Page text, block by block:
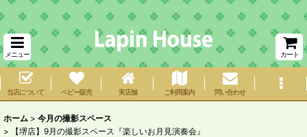
メニュー カート
当店について ベビー販売 実店舗 ご利用案内 問い合わせ
ホーム > 今月の撮影スペース
>
【堺店】9月の撮影スペース『楽しいお月見演奏会』